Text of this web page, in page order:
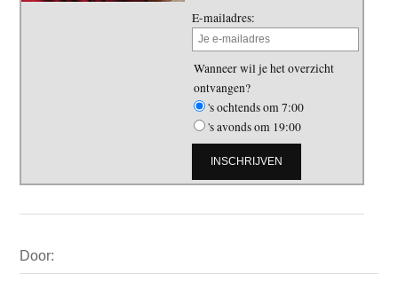
E-mailadres:
Wanneer wil je het overzicht
ontvangen?
's ochtends om 7:00
's avonds om 19:00
Sidebar
Door: